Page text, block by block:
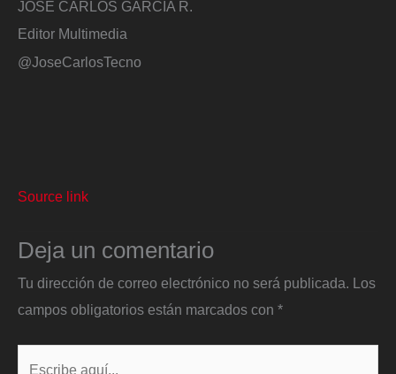
JOSÉ CARLOS GARCÍA R.
Editor Multimedia
@JoseCarlosTecno
Source link
Deja un comentario
Tu dirección de correo electrónico no será publicada. Los
campos obligatorios están marcados con *